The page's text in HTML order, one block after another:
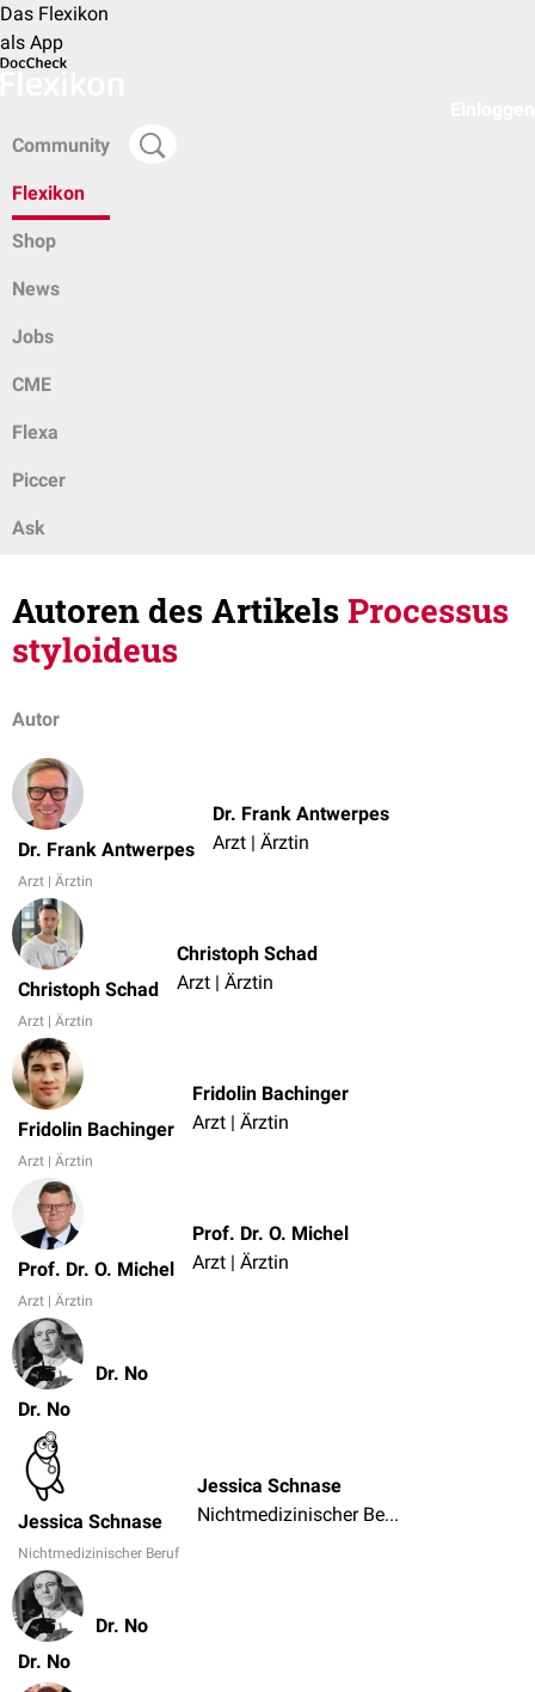
Das Flexikon
als App
Community
Flexikon
Shop
News
Jobs
CME
Flexa
Piccer
Ask
Autoren des ArtikelsProcessus
styloideus
Autor
Dr. Frank Antwerpes
Arzt | Ärztin
Dr. Frank Antwerpes
Arzt | Ärztin
Christoph Schad
Arzt | Ärztin
Christoph Schad
Arzt | Ärztin
Fridolin Bachinger
Arzt | Ärztin
Fridolin Bachinger
Arzt | Ärztin
Prof. Dr. O. Michel
Arzt | Ärztin
Prof. Dr. O. Michel
Arzt | Ärztin
Dr. No
Dr. No
Jessica Schnase
Nichtmedizinischer Beruf
Jessica Schnase
Nichtmedizinischer Beruf
Dr. No
Dr. No